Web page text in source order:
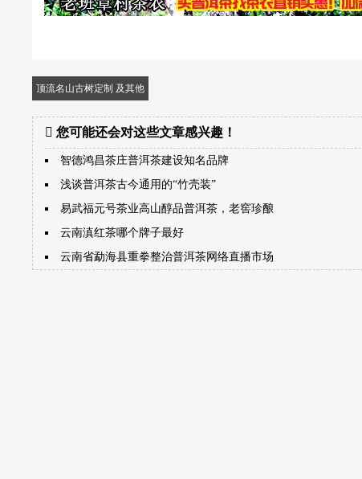
顶流名山古树定制 及其他
您可能还会对这些文章感兴趣！
智德鸿昌茶庄普洱茶建设知名品牌
浅谈普洱茶古今通用的“竹壳装”
易武福元号茶业高山醇品普洱茶，老窖珍酿
云南滇红茶哪个牌子最好
云南省勐海县重拳整治普洱茶网络直播市场